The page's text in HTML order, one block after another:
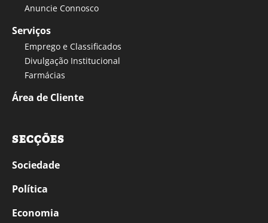
Anuncie Connosco
Serviços
Emprego e Classificados
Divulgação Institucional
Farmácias
Área de Cliente
SECÇÕES
Sociedade
Política
Economia